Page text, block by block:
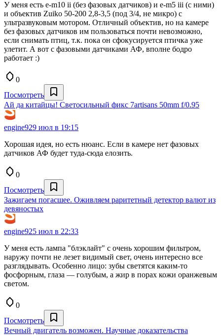
У меня есть e-m10 ii (без фазовых датчиков) и e-m5 iii (с ними)
и объектив Zuiko 50-200 2,8-3,5 (под 3/4, не микро) с
ультразвуковым мотором. Отличный объектив, но на камере
без фазовых датчиков им пользоваться почти невозможно,
если снимать птиц, т.к. пока он сфокусируется птичка уже
улетит. А вот с фазовыми датчиками АФ, вполне бодро
работает :)
0
Посмотреть
Ай да китайцы! Светосильный фикс 7artisans 50mm f/0.95
engine929 июл в 19:15
Хорошая идея, но есть нюанс. Если в камере нет фазовых
датчиков АФ будет туда-сюда елозить.
0
Посмотреть
Зажигаем погасшее. Оживляем раритетный детектор валют из
девяностых
engine925 июл в 22:33
У меня есть лампа "блэклайт" с очень хорошим фильтром,
наружу почти не лезет видимый свет, очень интересно все
разглядывать. Особенно лицо: зубы светятся каким-то
фосфорным, глаза — голубым, а жир в порах кожи оранжевым
светом.
0
Посмотреть
Вечный двигатель возможен. Научные доказательства